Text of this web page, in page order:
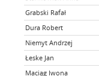
Grabski Rafał
Dura Robert
Niemyt Andrzej
Łeske Jan
Maciąg Iwona